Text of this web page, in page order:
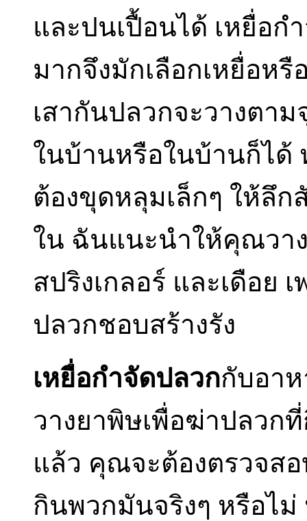
และปนเปื้อนได้ เหยื่อ
มากจึงมักเลือกเหยื่อห
เสากันปลวกจะวางตา
ในบ้านหรือในบ้านก็ไ
ต้องขุดหลุมเล็กๆ ให้ลึก
ใน ฉันแนะนำให้คุณวา
สปริงเกลอร์ และเดือย
ปลวกชอบสร้างรัง
เหยื่อกำจัดปลวกกับอา
วางยาพิษเพื่อฆ่าปลวก
แล้ว คุณจะต้องตรวจส
กินพวกมันจริงๆ หรือไ